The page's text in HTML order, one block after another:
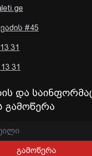
#45
31
31
და
გამოწერა
გამოწერა